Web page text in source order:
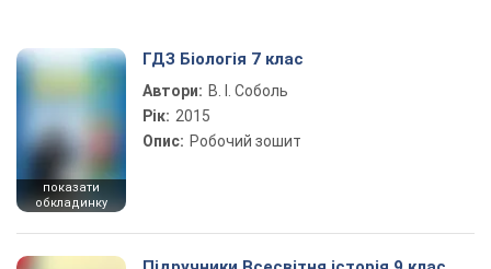
показати
обкладинку
ГДЗ Біологія 7 клас
Автори: В. І. Соболь
Рік: 2015
Опис: Робочий зошит